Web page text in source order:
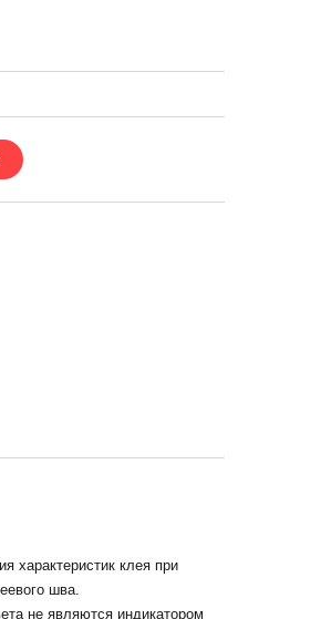
характеристик клея при
шва.
не являются индикатором